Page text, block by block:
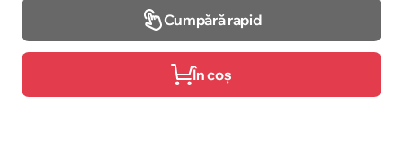
Cumpără rapid
În coș